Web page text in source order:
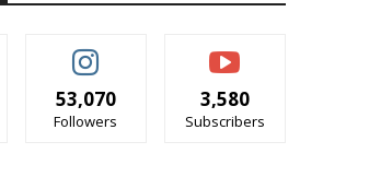
53,070
Followers
3,580
Subscribers